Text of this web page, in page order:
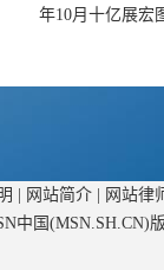
年10月十亿展宏
网站简介|
网站律
中国(MSN.SH.CN)